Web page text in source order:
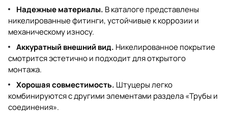
Надежные материалы. В каталоге представлены
никелированные фитинги, устойчивые к коррозии и
механическому износу.
Аккуратный внешний вид. Никелированное покрытие
смотрится эстетично и подходит для открытого
монтажа.
Хорошая совместимость. Штуцеры легко
комбинируются с другими элементами раздела«Трубы и
соединения».